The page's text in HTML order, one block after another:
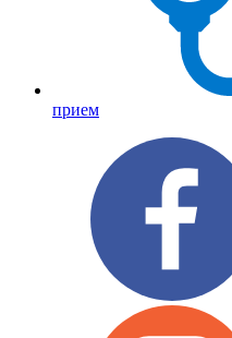
прием